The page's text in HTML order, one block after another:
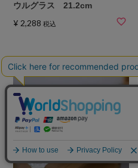
ウルグラス 21.2cm
¥ 2,288 税込